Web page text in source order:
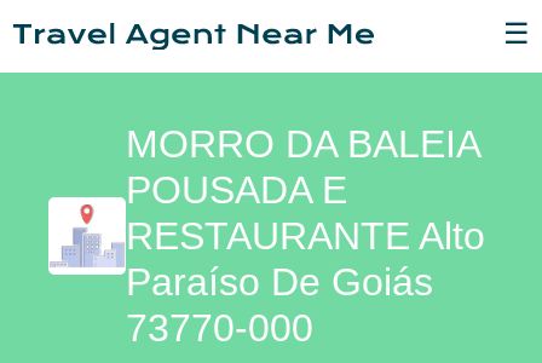
☰
MORRO DA BALEIA
POUSADA E
RESTAURANTE Alto
Paraíso De Goiás
73770-000